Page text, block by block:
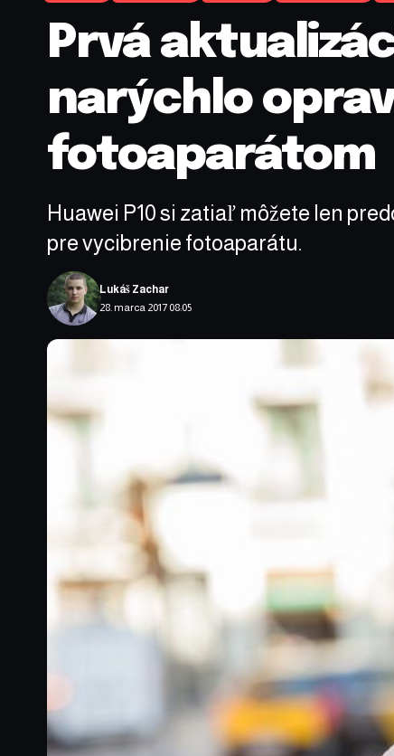
Prvá
narýchlo
fotoaparátom
Huawei P10 si zatiaľ môžete len
pre vycibrenie fotoaparátu.
28. marca 2017 08:05
Lukáš Zachar